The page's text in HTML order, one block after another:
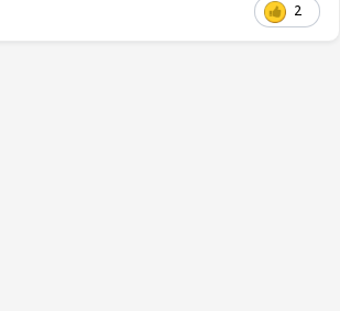
2